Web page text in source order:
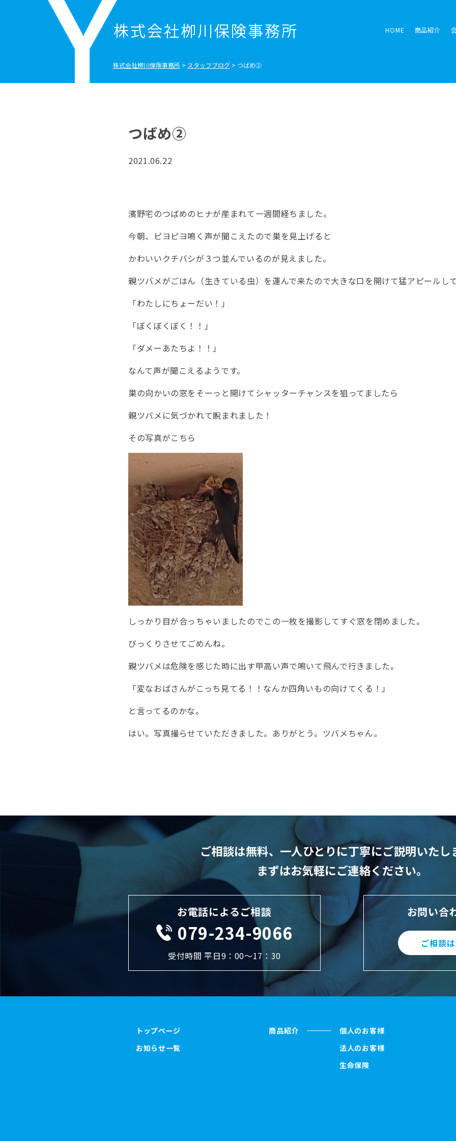
HOME 商品紹介
株式会社栁川保険事務所 > スタッフブログ > つばめ②
つばめ②
2021.06.22
濱野宅のつばめのヒナが産まれて一週間経ちました。
今朝、ピヨピヨ鳴く声が聞こえたので巣を見上げると
かわいいクチバシが３つ並んでいるのが見えました。
親ツバメがごはん（生きている虫）を運んで来たので大きな口を開けて猛アピールして
「わたしにちょーだい！」
「ぼくぼくぼく！！」
「ダメーあたちよ！！」
なんて声が聞こえるようです。
巣の向かいの窓をそーっと開けてシャッターチャンスを狙ってましたら
親ツバメに気づかれて睨まれました！
その写真がこちら
しっかり目が合っちゃいましたのでこの一枚を撮影してすぐ窓を閉めました。
びっくりさせてごめんね。
親ツバメは危険を感じた時に出す甲高い声で鳴いて飛んで行きました。
「変なおばさんがこっち見てる！！なんか四角いもの向けてくる！」
と言ってるのかな。
はい。写真撮らせていただきました。ありがとう。ツバメちゃん。
ご相談は無料、 一人ひとりに丁寧にご説明いたし
まずはお気軽にご連絡ください。
お電話によるご相談
079-234-9066
受付時間 平日9：00～17：30
お問い合
ご相談
トップページ
お知らせ一覧
商品紹介
個人のお客様
法人のお客様
生命保険